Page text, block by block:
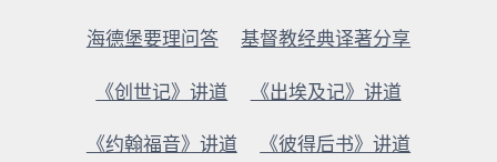
海德堡要理问答 基督教经典译著分享
《创世记》讲道 《出埃及记》讲道
《约翰福音》讲道 《彼得后书》讲道